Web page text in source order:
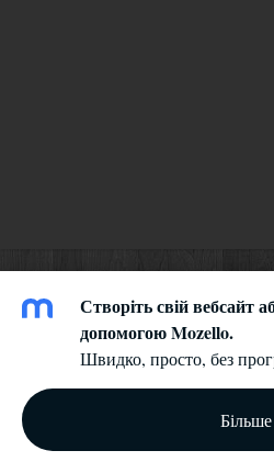
Створіть свій вебсайт
допомогою Mozello.
Швидко, просто, без
Більше